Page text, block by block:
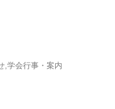
学会行事・案内